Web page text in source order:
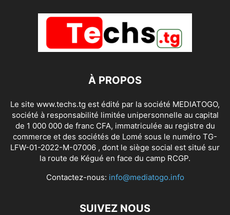
À PROPOS
Le site www.techs.tg est édité par la société MEDIATOGO,
société à responsabilité limitée unipersonnelle au capital
de 1 000 000 de franc CFA, immatriculée au registre du
commerce et des sociétés de Lomé sous le numéro TG-
LFW-01-2022-M-07006 , dont le siège social est situé sur
la route de Kégué en face du camp RCGP.
Contactez-nous: info@mediatogo.info
SUIVEZ NOUS